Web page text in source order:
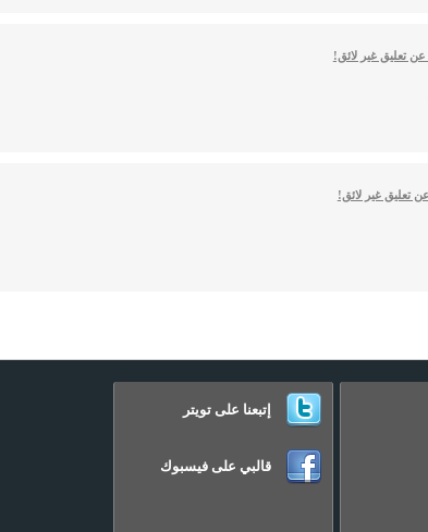
عن تعليق غير لائق!
عن تعليق غير لائق!
إتبعنا على تويتر
قالبي على فيسبوك